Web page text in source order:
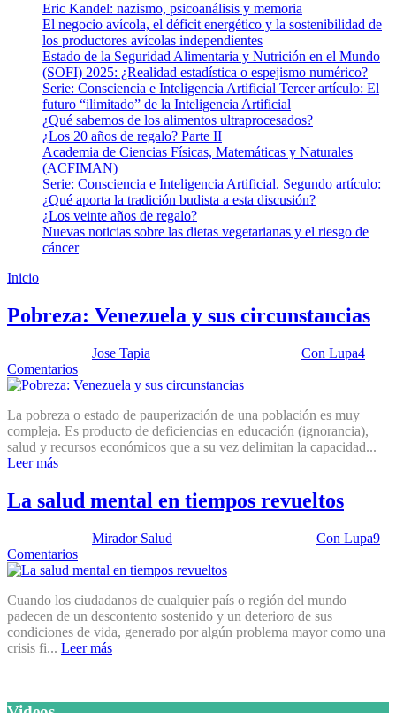
Eric Kandel: nazismo, psicoanálisis y memoria
El negocio avícola, el déficit energético y la sostenibilidad de
los productores avícolas independientes
Estado de la Seguridad Alimentaria y Nutrición en el Mundo
(SOFI) 2025: ¿Realidad estadística o espejismo numérico?
Serie: Consciencia e Inteligencia Artificial Tercer artículo: El
futuro “ilimitado” de la Inteligencia Artificial
¿Qué sabemos de los alimentos ultraprocesados?
¿Los 20 años de regalo? Parte II
Academia de Ciencias Físicas, Matemáticas y Naturales
(ACFIMAN)
Serie: Consciencia e Inteligencia Artificial. Segundo artículo:
¿Qué aporta la tradición budista a esta discusión?
¿Los veinte años de regalo?
Nuevas noticias sobre las dietas vegetarianas y el riesgo de
cáncer
Inicio
Pobreza: Venezuela y sus circunstancias
Jose Tapia Con Lupa4
Comentarios
La pobreza o estado de pauperización de una población es muy
compleja. Es producto de deficiencias en educación (ignorancia),
salud y recursos económicos que a su vez delimitan la capacidad...
Leer más
La salud mental en tiempos revueltos
Mirador Salud Con Lupa9
Comentarios
Cuando los ciudadanos de cualquier país o región del mundo
padecen de un descontento sostenido y un deterioro de sus
condiciones de vida, generado por algún problema mayor como una
crisis fi... Leer más